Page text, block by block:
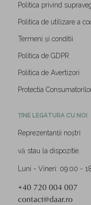
Politica privind
Politica de utilizare a
Termeni și conditii
Politica de GDPR
Politica de Avertizori
Protectia
ȚINE LEGĂTURA CU NOI
Reprezentanții noștri
vă stau la dispozitie.
Luni - Vineri: 09:00 -
+40 720 004 007
contact@daar.ro